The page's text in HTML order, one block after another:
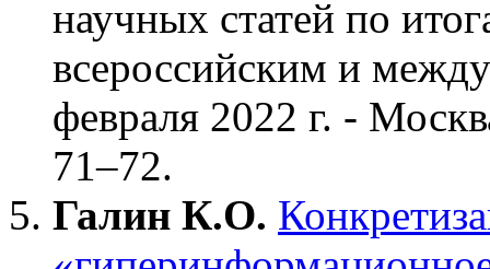
научных статей по
всероссийским и
февраля 2022 г. -
71–72.
Галин К.О.